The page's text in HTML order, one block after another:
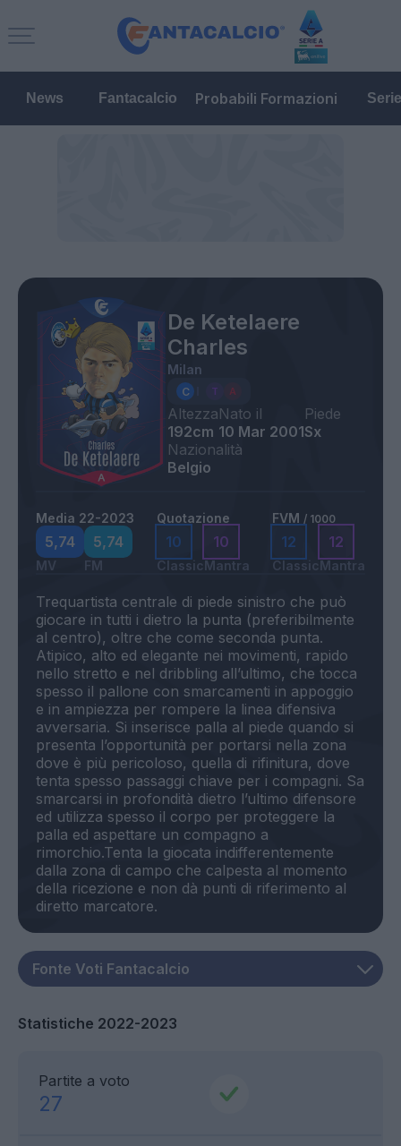
News Fantacalcio Probabili Formazioni
De Ketelaere
Charles
Milan
Altezza
192cm
Nato il
10 Mar 2001
Piede
Sx
Nazionalità
Belgio
Media 22-2023
5,74
MV
5,74
FM
Quotazione
10
Classic
10
Mantra
FVM / 1000
12
Classic
12
Mantra
Trequartista centrale di piede sinistro che può
giocare in tutti i dietro la punta (preferibilmente
al centro), oltre che come seconda punta.
Atipico, alto ed elegante nei movimenti, rapido
nello stretto e nel dribbling all’ultimo, che tocca
spesso il pallone con smarcamenti in appoggio
e in ampiezza per rompere la linea difensiva
avversaria. Si inserisce palla al piede quando si
presenta l’opportunità per portarsi nella zona
dove è più pericoloso, quella di rifinitura, dove
tenta spesso passaggi chiave per i compagni. Sa
smarcarsi in profondità dietro l’ultimo difensore
ed utilizza spesso il corpo per proteggere la
palla ed aspettare un compagno a
rimorchio.Tenta la giocata indifferentemente
dalla zona di campo che calpesta al momento
della ricezione e non dà punti di riferimento al
Statistiche 2022-2023
Partite a voto
27